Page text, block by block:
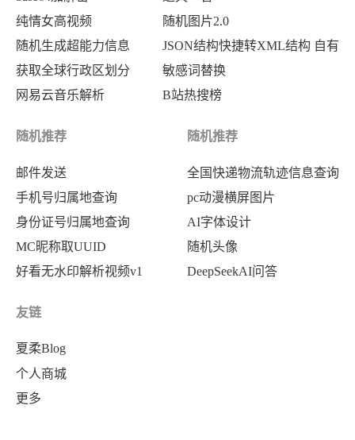
纯情女高视频
随机生成超能力信息
获取全球行政区划分
网易云音乐解析
随机图片2.0
JSON结构快捷转XML结构 自有
敏感词替换
B站热搜榜
随机推荐
邮件发送
手机号归属地查询
身份证号归属地查询
MC昵称取UUID
好看无水印解析视频v1
随机推荐
全国快递物流轨迹信息查询
pc动漫横屏图片
AI字体设计
随机头像
DeepSeekAI问答
友链
夏柔Blog
个人商城
更多